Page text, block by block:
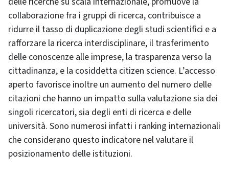
collaborazione fra i gruppi di ricerca, contribuisce a
ridurre il tasso di duplicazione degli studi scientifici e a
rafforzare la ricerca interdisciplinare, il trasferimento
delle conoscenze alle imprese, la trasparenza verso la
cittadinanza, e la cosiddetta citizen science. L’accesso
aperto favorisce inoltre un aumento del numero delle
citazioni che hanno un impatto sulla valutazione sia dei
singoli ricercatori, sia degli enti di ricerca e delle
università. Sono numerosi infatti i ranking internazionali
che considerano questo indicatore nel valutare il
posizionamento delle istituzioni.